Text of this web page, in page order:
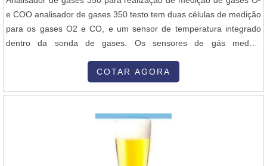
e COO analisador de gases 350 testo tem duas células de medição
para os gases O2 e CO, e um sensor de temperatura integrado
dentro da sonda de gases. Os sensores de gás medem
como as temperaturas dos gases e ambiente. A partir destes
COTAR AGORA